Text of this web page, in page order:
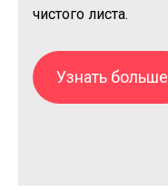
чистого листа.
Узнать больше